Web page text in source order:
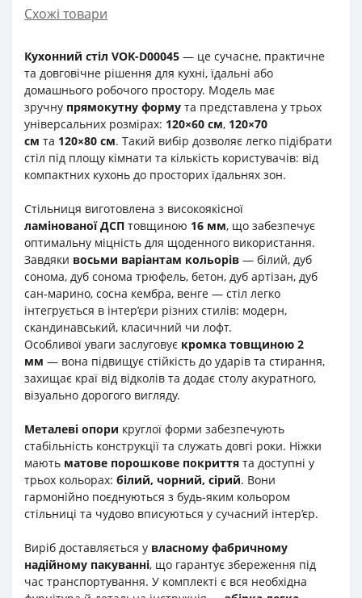
Схожі товари
Кухонний стіл VOK-D00045 — це сучасне, практичне
та довговічне рішення для кухні, їдальні або
домашнього робочого простору. Модель має
зручну прямокутну форму та представлена у трьох
універсальних розмірах: 120×60 см, 120×70
см та 120×80 см. Такий вибір дозволяє легко підібрати
стіл під площу кімнати та кількість користувачів: від
компактних кухонь до просторих їдальнях зон.
Стільниця виготовлена з високоякісної
ламінованої ДСП товщиною 16 мм, що забезпечує
оптимальну міцність для щоденного використання.
Завдяки восьми варіантам кольорів — білий, дуб
сонома, дуб сонома трюфель, бетон, дуб артізан, дуб
сан-марино, сосна кембра, венге — стіл легко
інтегрується в інтер’єри різних стилів: модерн,
скандинавський, класичний чи лофт.
Особливої уваги заслуговує кромка товщиною 2
мм — вона підвищує стійкість до ударів та стирання,
захищає краї від відколів та додає столу акуратного,
візуально дорогого вигляду.
Металеві опори круглої форми забезпечують
стабільність конструкції та служать довгі роки. Ніжки
мають матове порошкове покриття та доступні у
трьох кольорах: білий, чорний, сірий. Вони
гармонійно поєднуються з будь-яким кольором
стільниці та чудово вписуються у сучасний інтер’єр.
Виріб доставляється у власному фабричному
надійному пакуванні, що гарантує збереження під
час транспортування. У комплекті є вся необхідна